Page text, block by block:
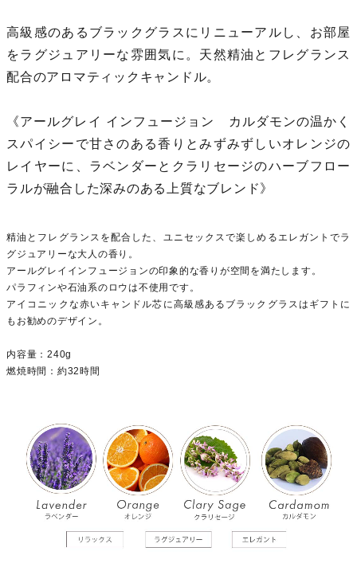
高級感のあるブラックグラスにリニューアルし、お部屋
をラグジュアリーな雰囲気に。天然精油とフレグランス
配合のアロマティックキャンドル。
《アールグレイ インフュージョン カルダモンの温かく
スパイシーで甘さのある香りとみずみずしいオレンジの
レイヤーに、ラベンダーとクラリセージのハーブフロー
ラルが融合した深みのある上質なブレンド》
精油とフレグランスを配合した、ユニセックスで楽しめるエレガントでラ
グジュアリーな大人の香り。
アールグレイインフュージョンの印象的な香りが空間を満たします。
パラフィンや石油系のロウは不使用です。
アイコニックな赤いキャンドル芯に高級感あるブラックグラスはギフトに
もお勧めのデザイン。
内容量：240g
燃焼時間：約32時間